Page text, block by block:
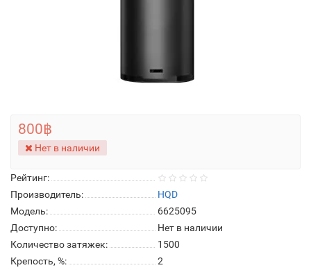
Рейтинг:
Производитель:
HQD
Модель:
6625095
Доступно:
Нет в наличии
Количество затяжек:
1500
Крепость, %:
2
800฿
Нет в наличии